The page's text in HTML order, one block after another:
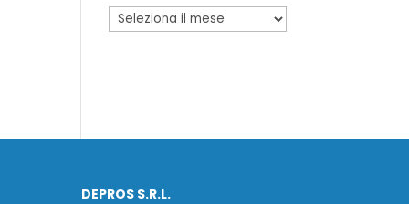
DEPROS S.R.L.